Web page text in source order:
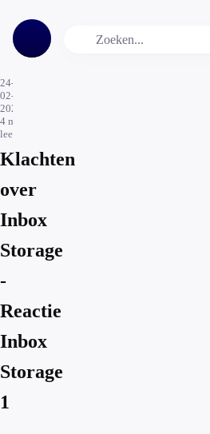
24-
02-
2025
4 min.
leestijd
Klachten
over
Inbox
Storage
-
Reactie
Inbox
Storage
1